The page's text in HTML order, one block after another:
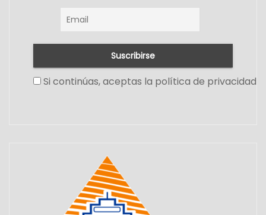
Si continúas, aceptas la política de privacidad